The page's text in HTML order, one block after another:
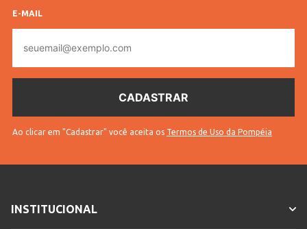
E-MAIL
mail
Ao clicar em "Cadastrar" você aceita os Termos de Uso da Pompéia
INSTITUCIONAL